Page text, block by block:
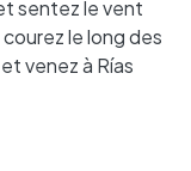
sentez le vent
le long des
venez à Rías